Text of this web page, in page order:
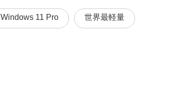
Windows 11 Pro 世界最軽量